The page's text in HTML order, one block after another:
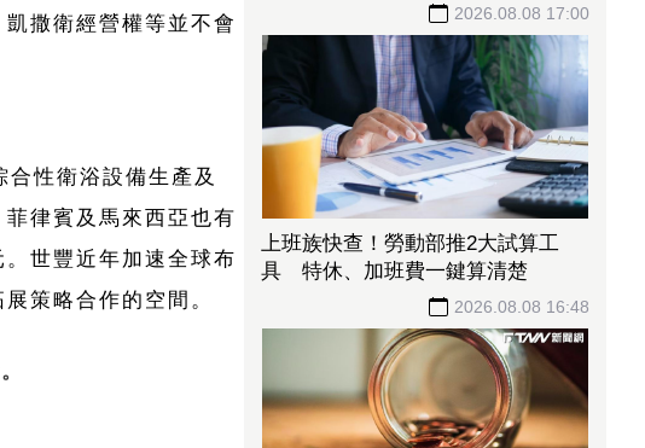
撒衛經營權等並不會
性衛浴設備生產及
律賓及馬來西亞也有
世豐近年加速全球布
策略合作的空間。
9.115億股解禁沒嚇跑多頭！SpaceX
兩日飆23% 離IPO價只差一步
2026.08.08 17:15
綠營有望翻轉台東？陳瑩曝跨黨情
誼：「饒姊姊」曾親授「這職位」
2026.08.08 17:13